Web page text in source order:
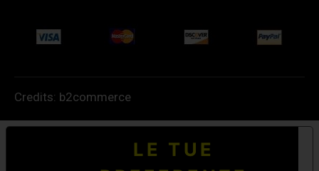
Credits: b2commerce
LE TUE